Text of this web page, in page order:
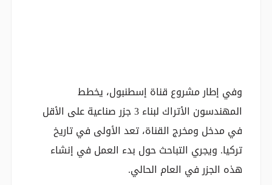
وفي إطار مشروع قناة إسطنبول، يخطط
المهندسون الأتراك لبناء 3 جزر صناعية على الأقل
في مدخل ومخرج القناة، تعد الأولى في تاريخ
تركيا. ويجري التباحث حول بدء العمل في إنشاء
هذه الجزر في العام الحالي.